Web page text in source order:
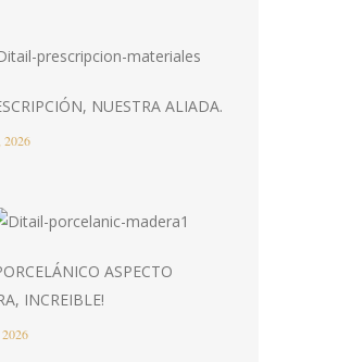
NUESTRA ALIADA.
2026
ASPECTO
INCREIBLE!